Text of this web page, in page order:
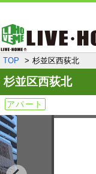
TOP 杉並区西荻北
杉並区西荻北
アパート